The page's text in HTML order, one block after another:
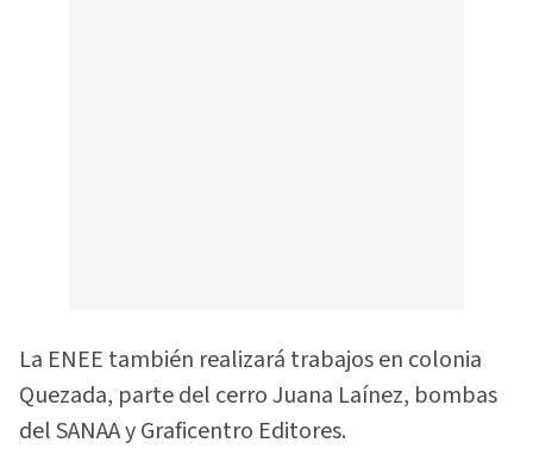
La ENEE también realizará trabajos en colonia
Quezada, parte del cerro Juana Laínez, bombas
del SANAA y Graficentro Editores.